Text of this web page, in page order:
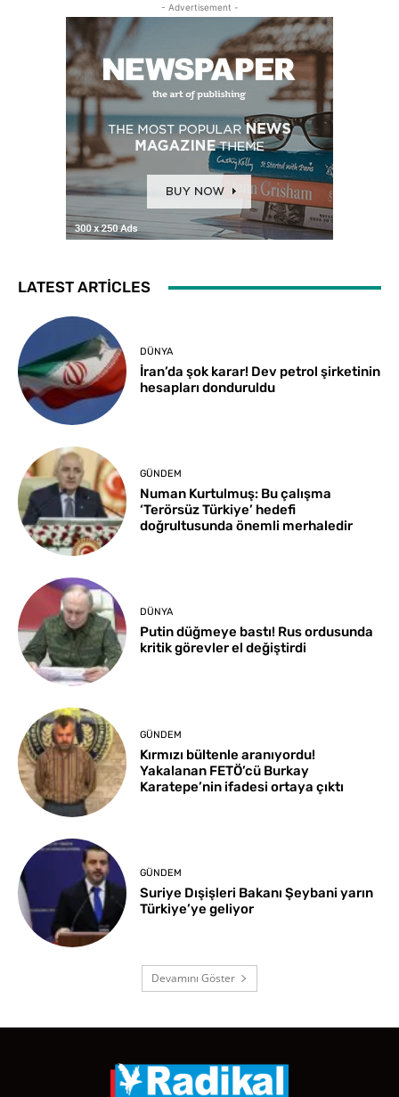
- Advertisement -
LATEST ARTICLES
DÜNYA
İran’da şok karar! Dev petrol şirketinin
hesapları donduruldu
GÜNDEM
Numan Kurtulmuş: Bu çalışma
‘Terörsüz Türkiye’ hedefi
doğrultusunda önemli merhaledir
DÜNYA
Putin düğmeye bastı! Rus ordusunda
kritik görevler el değiştirdi
GÜNDEM
Kırmızı bültenle aranıyordu!
Yakalanan FETÖ’cü Burkay
Karatepe’nin ifadesi ortaya çıktı
GÜNDEM
Suriye Dışişleri Bakanı Şeybani yarın
Türkiye’ye geliyor
Devamını Göster